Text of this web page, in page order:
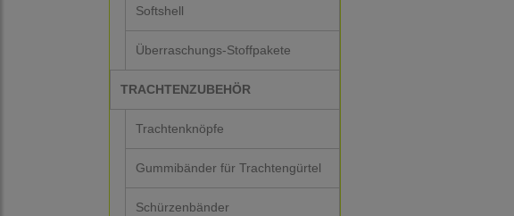
Softshell
Überraschungs-Stoffpakete
TRACHTENZUBEHÖR
Trachtenknöpfe
Gummibänder für Trachtengürtel
Schürzenbänder